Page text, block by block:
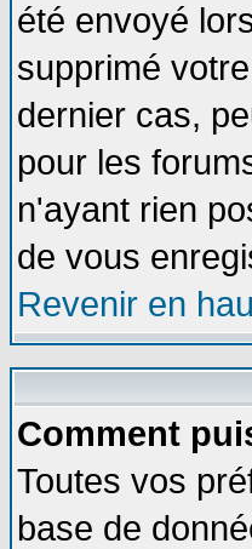
été envoyé
supprimé
dernier cas,
pour les
n'ayant rien
de vous
Revenir en
Comment
Toutes vos
base de